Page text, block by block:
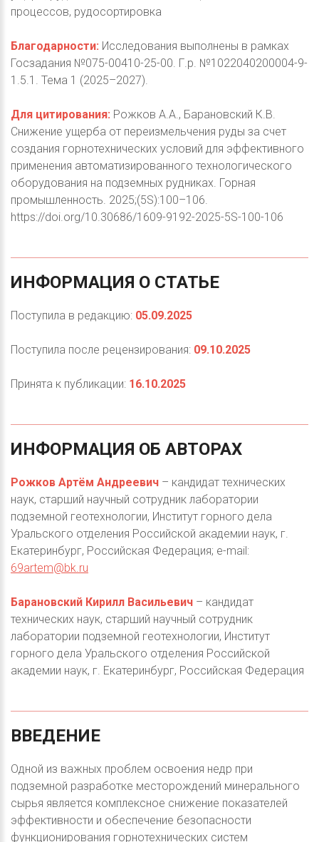
процессов, рудосортировка
Благодарности: Исследования выполнены в рамках
Госзадания №075-00410-25-00. Г.р. №1022040200004-9-
1.5.1. Тема 1 (2025–2027).
Для цитирования: Рожков А.А., Барановский К.В.
Снижение ущерба от переизмельчения руды за счет
создания горнотехнических условий для эффективного
применения автоматизированного технологического
оборудования на подземных рудниках. Горная
промышленность. 2025;(5S):100–106.
https://doi.org/10.30686/1609-9192-2025-5S-100-106
ИНФОРМАЦИЯ О СТАТЬЕ
Поступила в редакцию: 05.09.2025
Поступила после рецензирования: 09.10.2025
Принята к публикации: 16.10.2025
ИНФОРМАЦИЯ ОБ АВТОРАХ
Рожков Артём Андреевич – кандидат технических
наук, старший научный сотрудник лаборатории
подземной геотехнологии, Институт горного дела
Уральского отделения Российской академии наук, г.
Екатеринбург, Российская Федерация; e-mail:
69artem@bk.ru
Барановский Кирилл Васильевич – кандидат
технических наук, старший научный сотрудник
лаборатории подземной геотехнологии, Институт
горного дела Уральского отделения Российской
академии наук, г. Екатеринбург, Российская Федерация
ВВЕДЕНИЕ
Одной из важных проблем освоения недр при
подземной разработке месторождений минерального
сырья является комплексное снижение показателей
эффективности и обеспечение безопасности
функционирования горнотехнических систем